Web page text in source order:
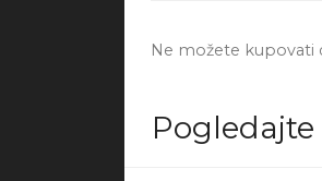
Ne možete kupovati